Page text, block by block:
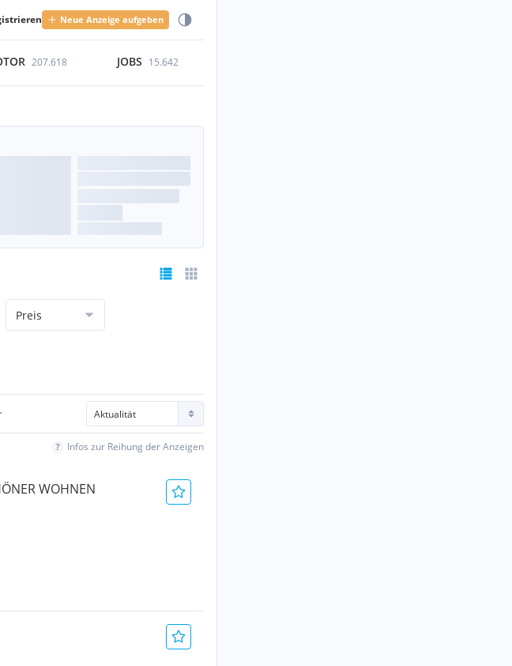
Neue Anzeige aufgeben
207.618 JOBS 15.642
Preis
Infos zur Reihung der Anzeigen
WOHNEN